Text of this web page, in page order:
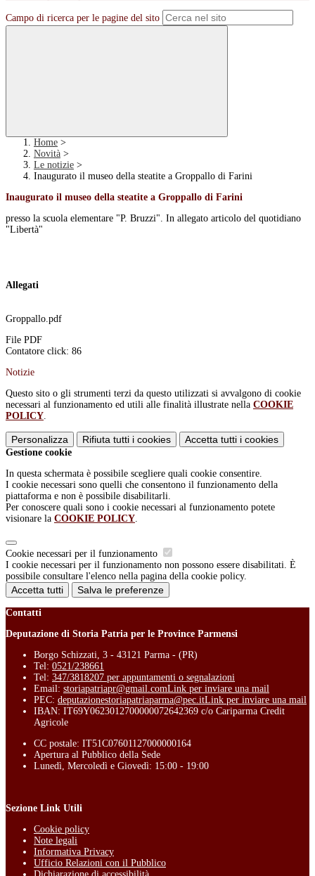
Campo di ricerca per le pagine del sito
Home >
Novità >
Le notizie >
Inaugurato il museo della steatite a Groppallo di Farini
Inaugurato il museo della steatite a Groppallo di Farini
presso la scuola elementare "P. Bruzzi". In allegato articolo del quotidiano
"Libertà"
Allegati
Groppallo.pdf
File PDF
Contatore click: 86
Notizie
Questo sito o gli strumenti terzi da questo utilizzati si avvalgono di cookie
necessari al funzionamento ed utili alle finalità illustrate nella COOKIE
POLICY.
Personalizza Rifiuta tutti i cookies Accetta tutti i cookies
Gestione cookie
In questa schermata è possibile scegliere quali cookie consentire.
I cookie necessari sono quelli che consentono il funzionamento della
piattaforma e non è possibile disabilitarli.
Per conoscere quali sono i cookie necessari al funzionamento potete
visionare la COOKIE POLICY.
Cookie necessari per il funzionamento
I cookie necessari per il funzionamento non possono essere disabilitati. È
possibile consultare l'elenco nella pagina della cookie policy.
Accetta tutti Salva le preferenze
Contatti
Deputazione di Storia Patria per le Province Parmensi
Borgo Schizzati, 3 - 43121 Parma - (PR)
Tel: 0521/238661
Tel: 347/3818207 per appuntamenti o segnalazioni
Email: storiapatriapr@gmail.comLink per inviare una mail
PEC: deputazionestoriapatriaparma@pec.itLink per inviare una mail
IBAN: IT69Y0623012700000072642369 c/o Cariparma Credit
Agricole
CC postale: IT51C07601127000000164
Apertura al Pubblico della Sede
Lunedì, Mercoledì e Giovedì: 15:00 - 19:00
Sezione Link Utili
Cookie policy
Note legali
Informativa Privacy
Ufficio Relazioni con il Pubblico